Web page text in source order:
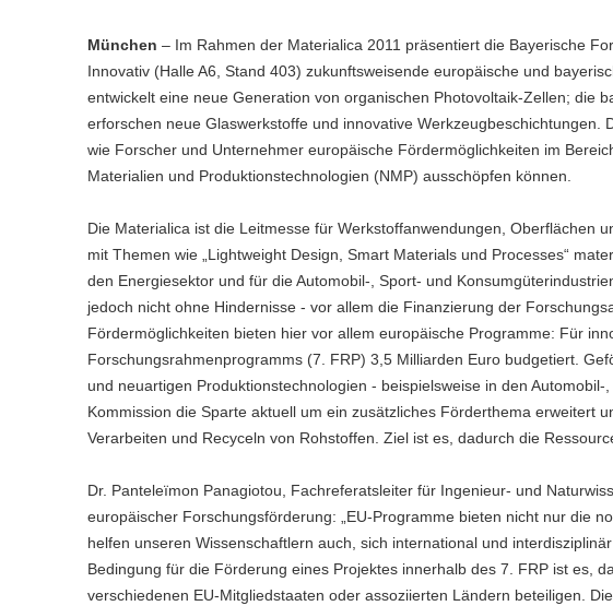
München – Im Rahmen der Materialica 2011 präsentiert die Bayerische
Innovativ (Halle A6, Stand 403) zukunftsweisende europäische und
entwickelt eine neue Generation von organischen Photovoltaik-Zellen; die
erforschen neue Glaswerkstoffe und innovative
wie Forscher und Unternehmer europäische Fördermöglichkeiten im
Materialien und Produktionstechnologien (NMP) ausschöpfen können.
Die Materialica ist die Leitmesse für Werkstoffanwendungen, Oberflächen
mit Themen wie „Lightweight Design, Smart Materials und Processes“
den Energiesektor und für die Automobil-, Sport- und
jedoch nicht ohne Hindernisse - vor allem die Finanzierung der
Fördermöglichkeiten bieten hier vor allem europäische Programme: Für
Forschungsrahmenprogramms (7. FRP) 3,5 Milliarden Euro budgetiert.
und neuartigen Produktionstechnologien - beispielsweise in den
Kommission die Sparte aktuell um ein zusätzliches Förderthema erweitert
Verarbeiten und Recyceln von Rohstoffen. Ziel ist es, dadurch die
Dr. Panteleïmon Panagiotou, Fachreferatsleiter für Ingenieur- und
europäischer Forschungsförderung: „EU-Programme bieten nicht nur die
helfen unseren Wissenschaftlern auch, sich international und
Bedingung für die Förderung eines Projektes innerhalb des 7. FRP ist es,
verschiedenen EU-Mitgliedstaaten oder assoziierten Ländern beteiligen.